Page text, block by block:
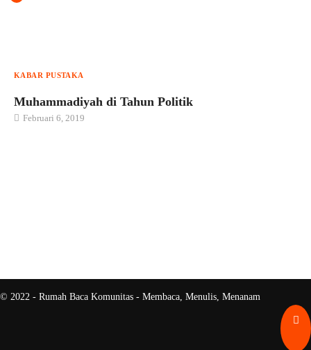
KABAR PUSTAKA
Muhammadiyah di Tahun Politik
Februari 6, 2019
© 2022 - Rumah Baca Komunitas - Membaca, Menulis, Menanam